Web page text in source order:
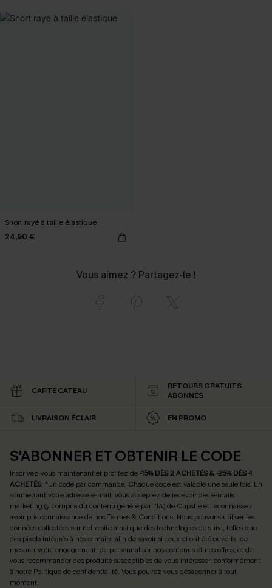
Short rayé à taille élastique
24,90 €
Vous aimez ? Partagez-le !
CARTE CATEAU
RETOURS GRATUITS
ABONNÉS
LIVRAISON ÉCLAIR EN PROMO
S'ABONNER ET OBTENIR LE CODE
Inscrivez-vous maintenant et profitez de -15% DÈS 2 ACHETÉS & -25% DÈS 4
ACHETÉS! *Un code par commande. Chaque code est valable une seule fois. En
soumettant votre adresse e-mail, vous acceptez de recevoir des e-mails
marketing (y compris du contenu généré par l'IA) de Cupshe et reconnaissez
avoir pris connaissance de nosTermes & Conditions. Nous pouvons utiliser les
données collectées sur notre site ainsi que des technologies de suivi, telles que
des pixels intégrés à nos e-mails, afin de savoir si ceux-ci ont été ouverts, de
mesurer votre engagement, de personnaliser nos contenus et nos offres, et de
vous recommander des produits susceptibles de vous intéresser, conformément
à notre Politique de confidentialité. Vous pouvez vous désabonner à tout
moment.